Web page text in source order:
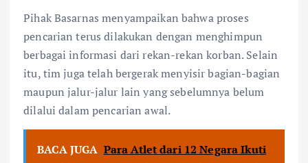
Pihak Basarnas menyampaikan bahwa proses
pencarian terus dilakukan dengan menghimpun
berbagai informasi dari rekan-rekan korban. Selain
itu, tim juga telah bergerak menyisir bagian-bagian
maupun jalur-jalur lain yang sebelumnya belum
dilalui dalam pencarian awal.
BACA JUGA Para Atlet dari 12 Negara Ikuti